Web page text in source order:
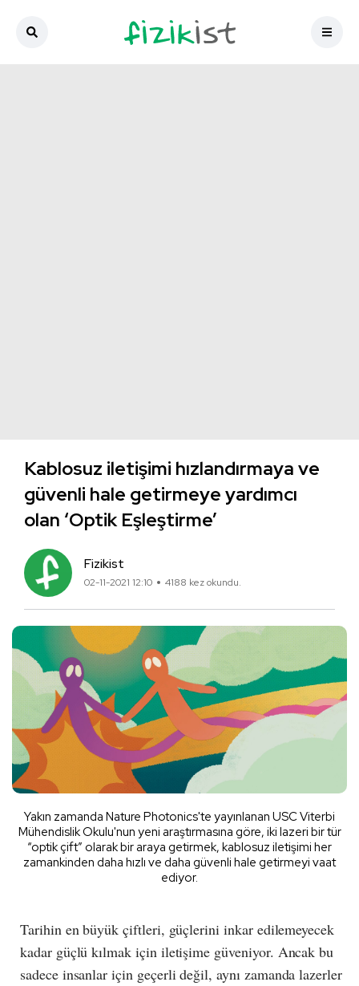
Kablosuz iletişimi hızlandırmaya ve
güvenli hale getirmeye yardımcı
olan ‘Optik Eşleştirme’
Fizikist
02-11-2021 12:10 4188 kez okundu.
Yakın zamanda Nature Photonics'te yayınlanan USC Viterbi
Mühendislik Okulu'nun yeni araştırmasına göre, iki lazeri bir tür
“optik çift” olarak bir araya getirmek, kablosuz iletişimi her
zamankinden daha hızlı ve daha güvenli hale getirmeyi vaat
ediyor.
Tarihin en büyük çiftleri, güçlerini inkar edilemeyecek
kadar güçlü kılmak için iletişime güveniyor. Ancak bu
sadece insanlar için geçerli değil, aynı zamanda lazerler